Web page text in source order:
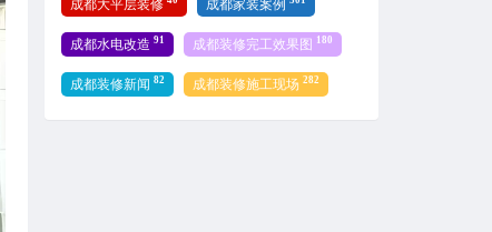
成都大平层装修 成都家装案例
成都水电改造 91 成都装修完工效果图 180
成都装修新闻 82 成都装修施工现场 282